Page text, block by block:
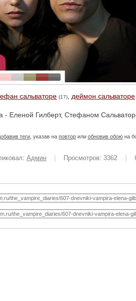
сальваторе (17) деймон сальваторе
- Еленой Гилберт, Стефаном
теги , указав на повтор или обновив обою на
Админ Просмотров: 3362